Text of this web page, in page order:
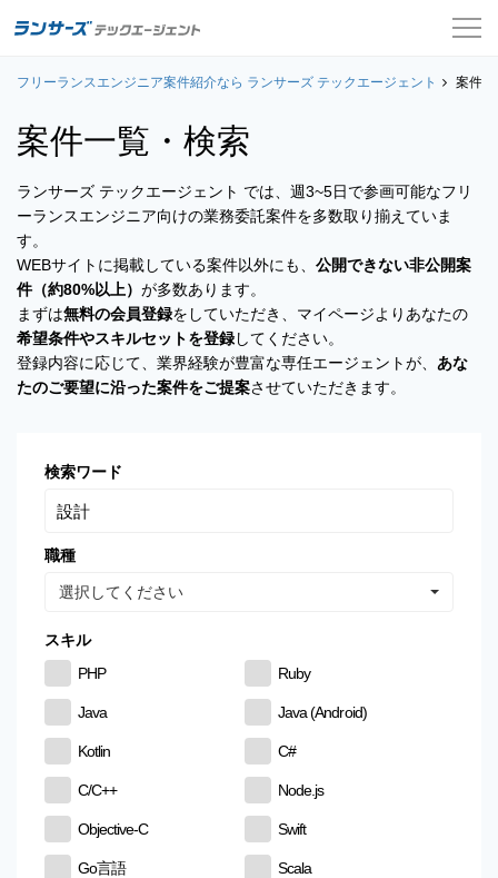
案件一覧
お役立ちコンテンツ
よくある質問
ログイン
会員登録
フリーランスエンジニア案件紹介なら ランサーズ テックエージェント 案件
案件一覧・検索
ランサーズ テックエージェント では、週3~5日で参画可能なフリ
ーランスエンジニア向けの業務委託案件を多数取り揃えていま
す。
WEBサイトに掲載している案件以外にも、 公開できない非公開案
件（約80%以上） が多数あります。
まずは無料の会員登録をしていただき、マイページよりあなたの
希望条件やスキルセットを登録してください。
登録内容に応じて、業界経験が豊富な専任エージェントが、 あな
たのご要望に沿った案件をご提案させていただきます。
検索ワード
職種
選択してください
スキル
PHP
Ruby
Java Java (Android)
Kotlin C#
C/C++ Node.js
Objective-C Swift
Go言語 Scala